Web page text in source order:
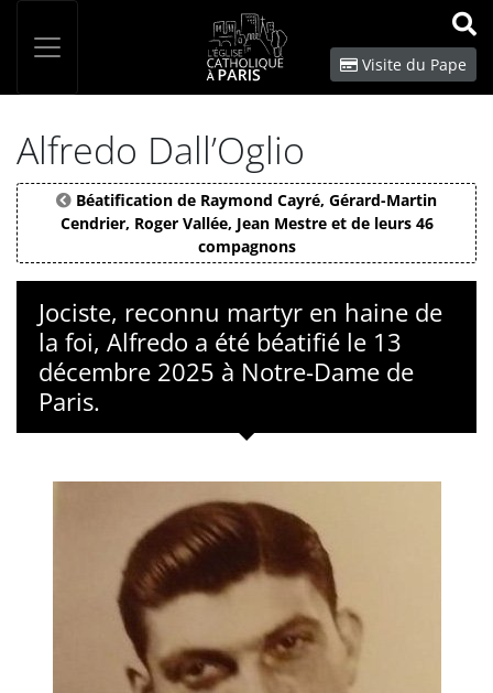
OK
Visite du Pape
Alfredo Dall’Oglio
Béatification de Raymond Cayré, Gérard-Martin
Cendrier, Roger Vallée, Jean Mestre et de leurs 46
compagnons
Jociste, reconnu martyr en haine de
la foi, Alfredo a été béatifié le 13
décembre 2025 à Notre-Dame de
Paris.
Panneau de gestion des cookies